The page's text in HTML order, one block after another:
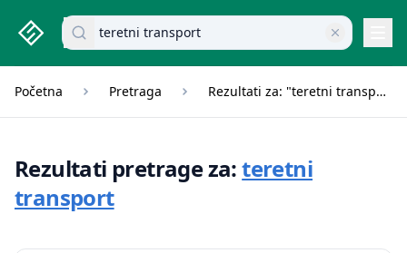
studenti.rs home page
Pretraži dokumente
Početna Pretraga Rezultati za: "teretni transport"
Rezultati pretrage za:teretni
transport